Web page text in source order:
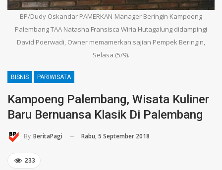
BP/Dudy Oskandar PAMERKAN-Manager Beringin Kampoeng
Palembang TAA Natasha Fransisca Wiria Hutagalung didampingi
David Poerwadi, Owner memamerkan sajian Pempek Beringin,
Selasa (5/9).
BISNIS PARIWISATA
Kampoeng Palembang, Wisata Kuliner
Baru Bernuansa Klasik Di Palembang
By BeritaPagi Rabu, 5 September 2018
233